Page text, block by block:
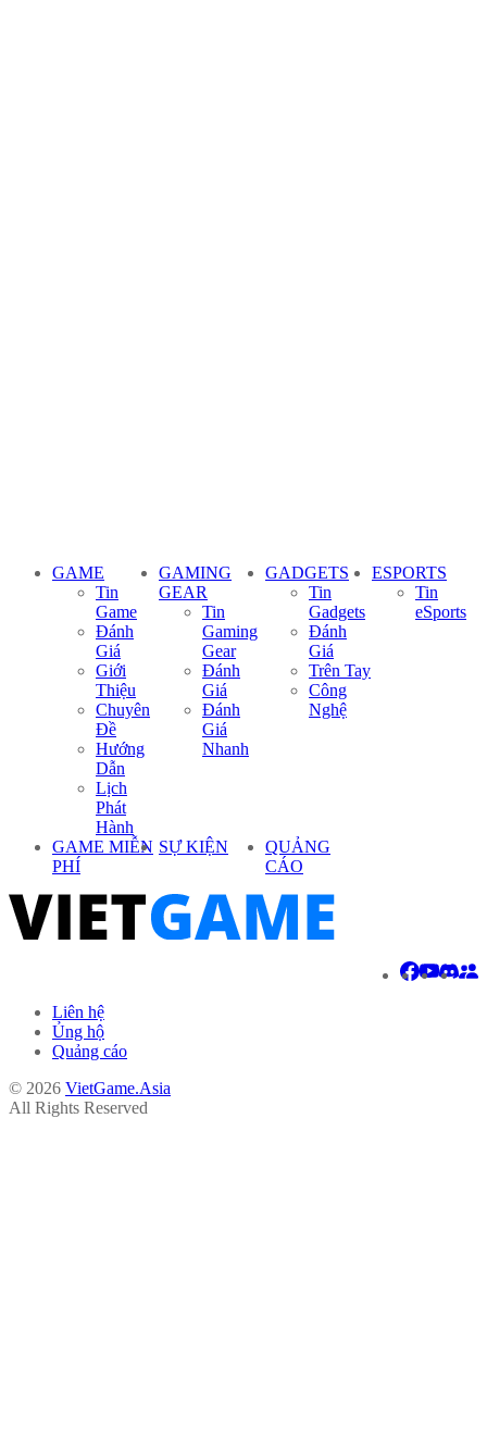
GAME
Tin
Game
Đánh
Giá
Giới
Thiệu
Chuyên
Đề
Hướng
Dẫn
Lịch
Phát
Hành
GAMING
GEAR
Tin
Gaming
Gear
Đánh
Giá
Đánh
Giá
Nhanh
GADGETS
Tin
Gadgets
Đánh
Giá
Trên Tay
Công
Nghệ
ESPORTS
Tin
eSports
GAME MIỄN
PHÍ
SỰ KIỆN
QUẢNG
CÁO
Liên hệ
Ủng hộ
Quảng cáo
© 2026 VietGame.Asia
All Rights Reserved